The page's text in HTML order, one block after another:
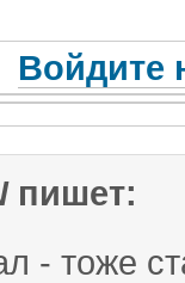
Войдите
пишет:
- тоже